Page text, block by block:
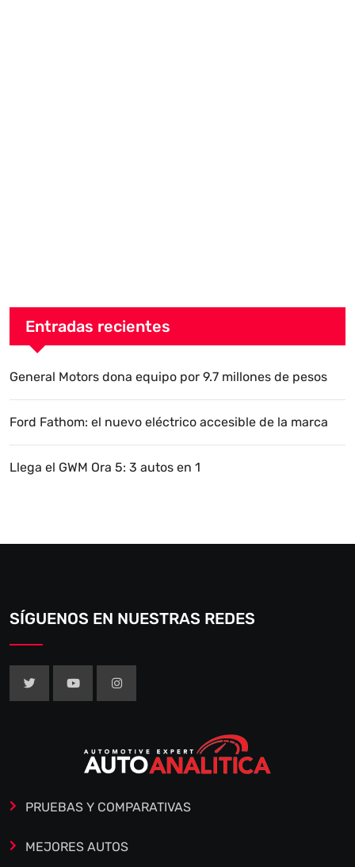
Entradas recientes
General Motors dona equipo por 9.7 millones de pesos
Ford Fathom: el nuevo eléctrico accesible de la marca
Llega el GWM Ora 5: 3 autos en 1
SÍGUENOS EN NUESTRAS REDES
PRUEBAS Y COMPARATIVAS
MEJORES AUTOS